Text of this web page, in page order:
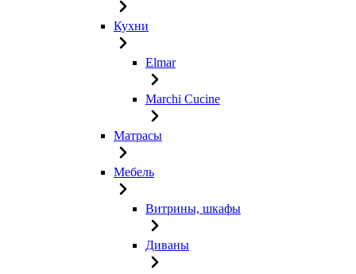
Кухни
Elmar
Marchi Cucine
Матрасы
Мебель
Витрины, шкафы
Диваны